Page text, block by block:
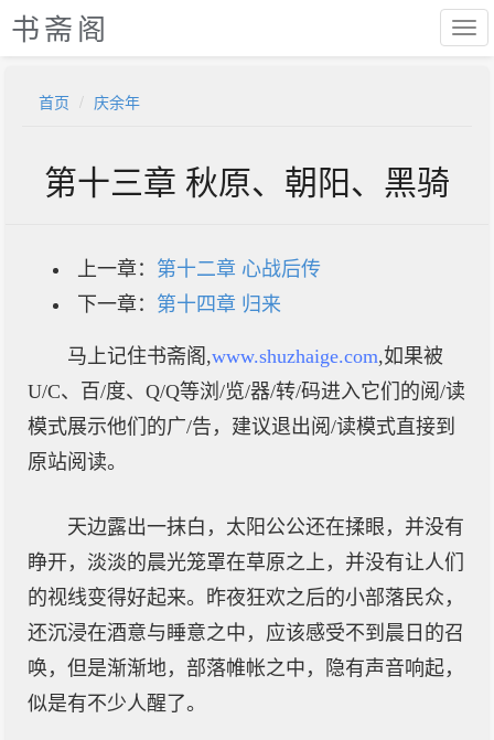
书斋阁
首页 庆余年
第十三章 秋原、朝阳、黑骑
上一章： 第十二章 心战后传
下一章： 第十四章 归来
马上记住书斋阁,www.shuzhaige.com,如果被
U/C、百/度、Q/Q等浏/览/器/转/码进入它们的阅/读
模式展示他们的广/告，建议退出阅/读模式直接到
原站阅读。
天边露出一抹白，太阳公公还在揉眼，并没有
睁开，淡淡的晨光笼罩在草原之上，并没有让人们
的视线变得好起来。昨夜狂欢之后的小部落民众，
还沉浸在酒意与睡意之中，应该感受不到晨日的召
唤，但是渐渐地，部落帷帐之中，隐有声音响起，
似是有不少人醒了。